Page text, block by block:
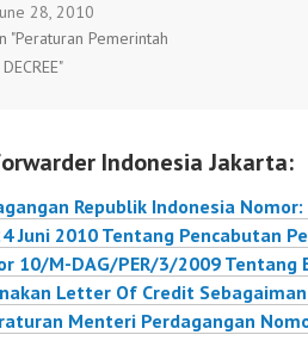
Pencabutan
Menteri
Nomor
Wajib
Sebagaimana
Diubah Terakhir
Peraturan
Perdagangan
57/M-
28, 2010
"Peraturan Pemerintah
DECREE"
Indonesia Jakarta:
Republik Indonesia
Juni 2010 Tentang Pencabutan
10/M-DAG/PER/3/2009 Tentang
Letter Of Credit
Menteri Perdagangan